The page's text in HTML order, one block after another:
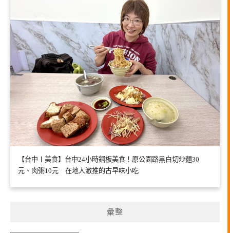
【台中〡美食】台中24小時銅板美食！原公園路黑白切炒麵30
元、肉粥10元 在地人激推的古早味小吃
彙整